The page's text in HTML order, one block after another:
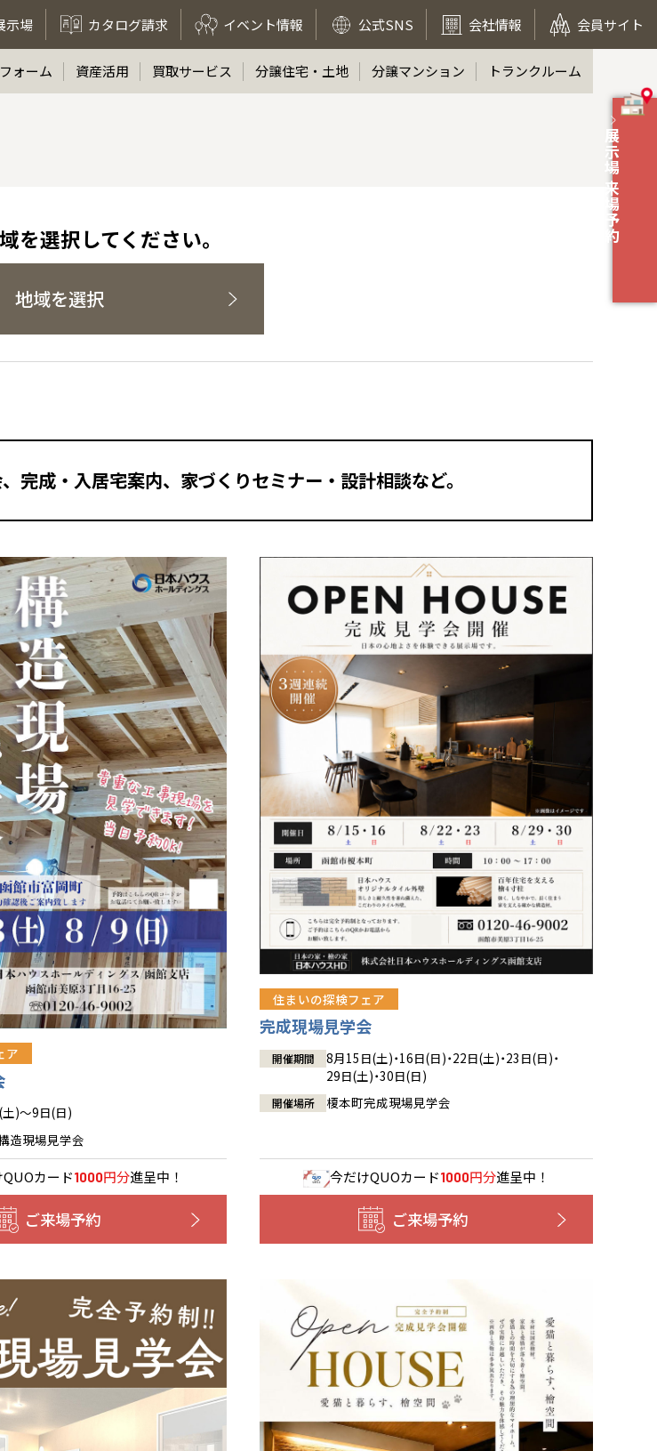
示場 カタログ請求 イベント情報 公式SNS 会社情報 会員サイト
展示場 来場予約
ォーム 資産活用 買取サービス 分譲住宅・土地 分譲マンション トランクルーム
を選択してください。
地域を選択
完成・入居宅案内、家づくりセミナー・設計相談など。
ア
)～9日(日)
造現場見学会
QUOカード1000円分進呈中！
ご来場予約
住まいの探検フェア
完成現場見学会
開催期間
8月15日(土)・16日(日)・22日(土)・23日(日)・
29日(土)・30日(日)
開催場所 榎本町完成現場見学会
今だけQUOカード1000円分進呈中！
ご来場予約
以外の建築予定地の方でも
展示場又は店舗にお問合せください。
談対応します。お気軽にご相談ください。
牧千歳
き
谷
子
宮
馬
崎
屋
市
崎